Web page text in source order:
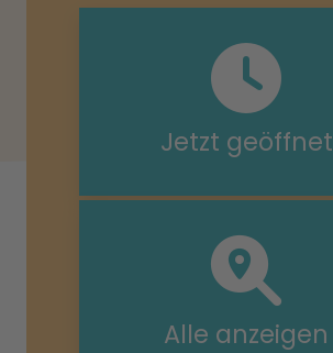
Jetzt geöffnet
Alle anzeigen